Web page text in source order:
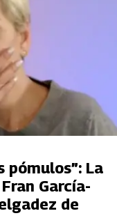
pómulos”: La
García-
de